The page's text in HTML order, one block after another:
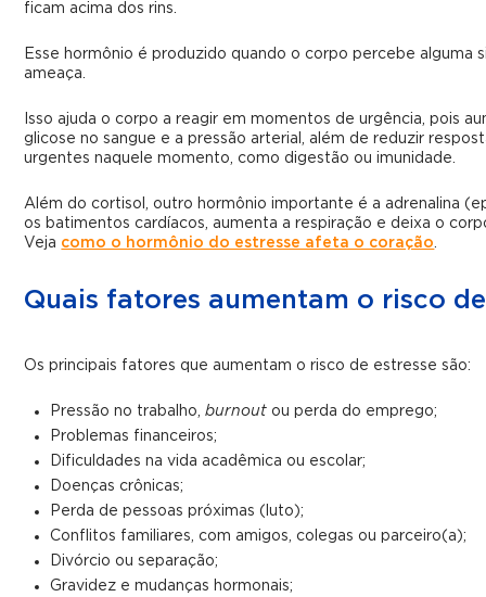
ficam acima dos rins.
Esse hormônio é produzido quando o corpo percebe alguma
ameaça.
Isso ajuda o corpo a reagir em momentos de urgência, pois
glicose no sangue e a pressão arterial, além de reduzir
urgentes naquele momento, como digestão ou imunidade.
Além do cortisol, outro hormônio importante é a adrenalina
os batimentos cardíacos, aumenta a respiração e deixa o
Veja como o hormônio do estresse afeta o coração.
Quais fatores aumentam o risco
Os principais fatores que aumentam o risco de estresse são:
Pressão no trabalho,burnout ou perda do emprego;
Problemas financeiros;
Dificuldades na vida acadêmica ou escolar;
Doenças crônicas;
Perda de pessoas próximas (luto);
Conflitos familiares, com amigos, colegas ou parceiro(a);
Divórcio ou separação;
Gravidez e mudanças hormonais;